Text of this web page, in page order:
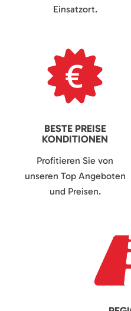
Einsatzort.
BESTE PREISE
KONDITIONEN
Profitieren Sie von
unseren Top Angeboten
und Preisen.